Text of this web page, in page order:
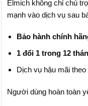
Elmich không chỉ chú
mạnh vào dịch vụ sau
Bảo hành chính
1 đổi 1 trong 12
Dịch vụ hậu mãi
Người dùng hoàn toàn